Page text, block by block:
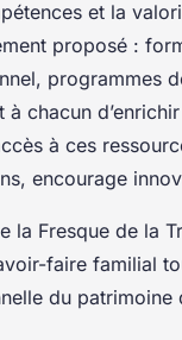
et la
proposé :
programmes
à chacun
à ces
encourage
la Fresque de la
faire familial
du patrimoine